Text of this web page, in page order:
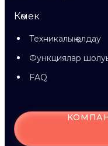
Көмек
Техникалық қолдау
Функциялар
FAQ